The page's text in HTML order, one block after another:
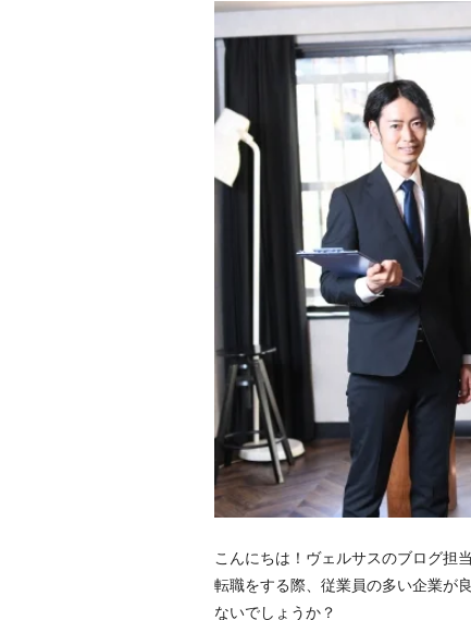
こんにちは！ヴェルサスのブログ担当
転職をする際、従業員の多い企業が
ないでしょうか？